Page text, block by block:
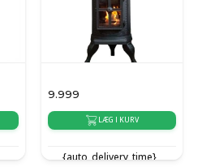
9.999
LÆG I KURV
{auto_delivery_time}